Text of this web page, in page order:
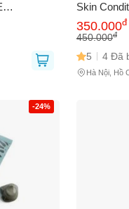
vani - Giải
cung cấp
Skin
Phục Hồi
Da Mềm
350.000đ
450.000đ
5 4 Đã
Hà Nội, Hồ
-24%